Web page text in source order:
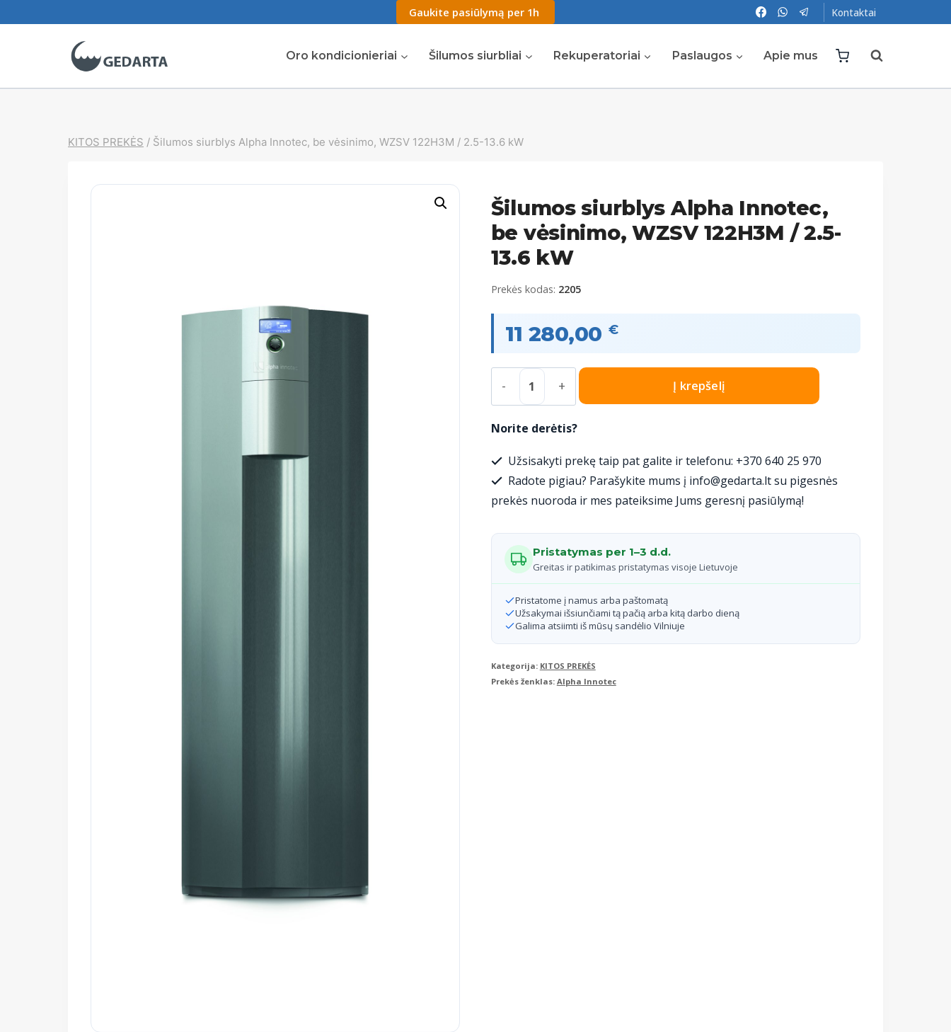
Gaukite pasiūlymą per 1h Kontaktai
Oro kondicionieriai Šilumos siurbliai Rekuperatoriai Paslaugos Apie mus
KITOS PREKĖS / Šilumos siurblys Alpha Innotec, be vėsinimo, WZSV 122H3M / 2.5-13.6 kW
Šilumos siurblys Alpha Innotec,
be vėsinimo, WZSV 122H3M / 2.5-
13.6 kW
Prekės kodas: 2205
11 280,00 €
produkto
kiekis:
Šilumos
Alpha
Innotec,
vėsinimo,
WZSV
122H3M
/
2.5-
kW
Į krepšelį
Norite derėtis?
Užsisakyti prekę taip pat galite ir telefonu: +370 640 25 970
Radote pigiau? Parašykite mums į info@gedarta.lt su pigesnės
prekės nuoroda ir mes pateiksime Jums geresnį pasiūlymą!
Pristatymas per 1–3 d.d.
Greitas ir patikimas pristatymas visoje Lietuvoje
Pristatome į namus arba paštomatą
Užsakymai išsiunčiami tą pačią arba kitą darbo dieną
Galima atsiimti iš mūsų sandėlio Vilniuje
Kategorija: KITOS PREKĖS
Prekės ženklas: Alpha Innotec